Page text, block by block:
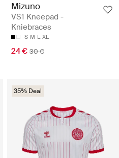
Mizuno
VS1 Kneepad -
Kniebraces
S M L XL
24 € 30 €
35% Deal